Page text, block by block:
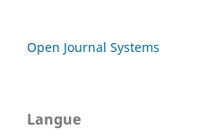
Open Journal Systems
Langue